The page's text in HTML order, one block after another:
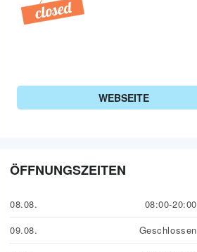
WEBSEITE
ÖFFNUNGSZEITEN
08.08.
08:00-20:00
09.08.
Geschlossen